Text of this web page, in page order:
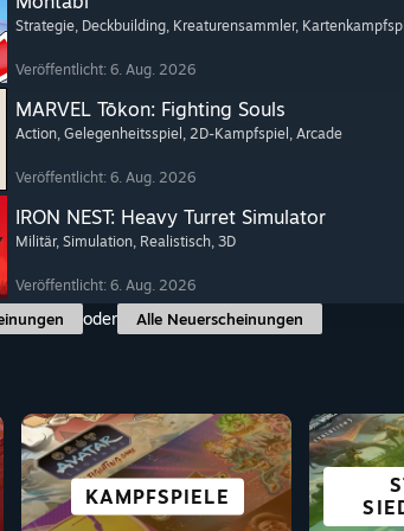
Strategie, Deckbuilding, Kreaturensammler,
Veröffentlicht: 6. Aug. 2026
MARVEL Tōkon: Fighting Souls
Action, Gelegenheitsspiel , 2D-Kampfspiel , Arcade
Veröffentlicht: 6. Aug. 2026
IRON NEST: Heavy Turret Simulator
Militär, Simulation, Realistisch, 3D
Veröffentlicht: 6. Aug. 2026
oder Alle Neuerscheinungen
KAMPFSPIELE
RENNSPIELE
FÜR DAS STEAM
DECK OPTIMIERTE
SPIELE
STRATEGIE